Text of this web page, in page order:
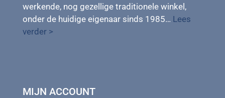
werkende, nog gezellige traditionele winkel,
onder de huidige eigenaar sinds 1985… Lees
verder >
MIJN ACCOUNT